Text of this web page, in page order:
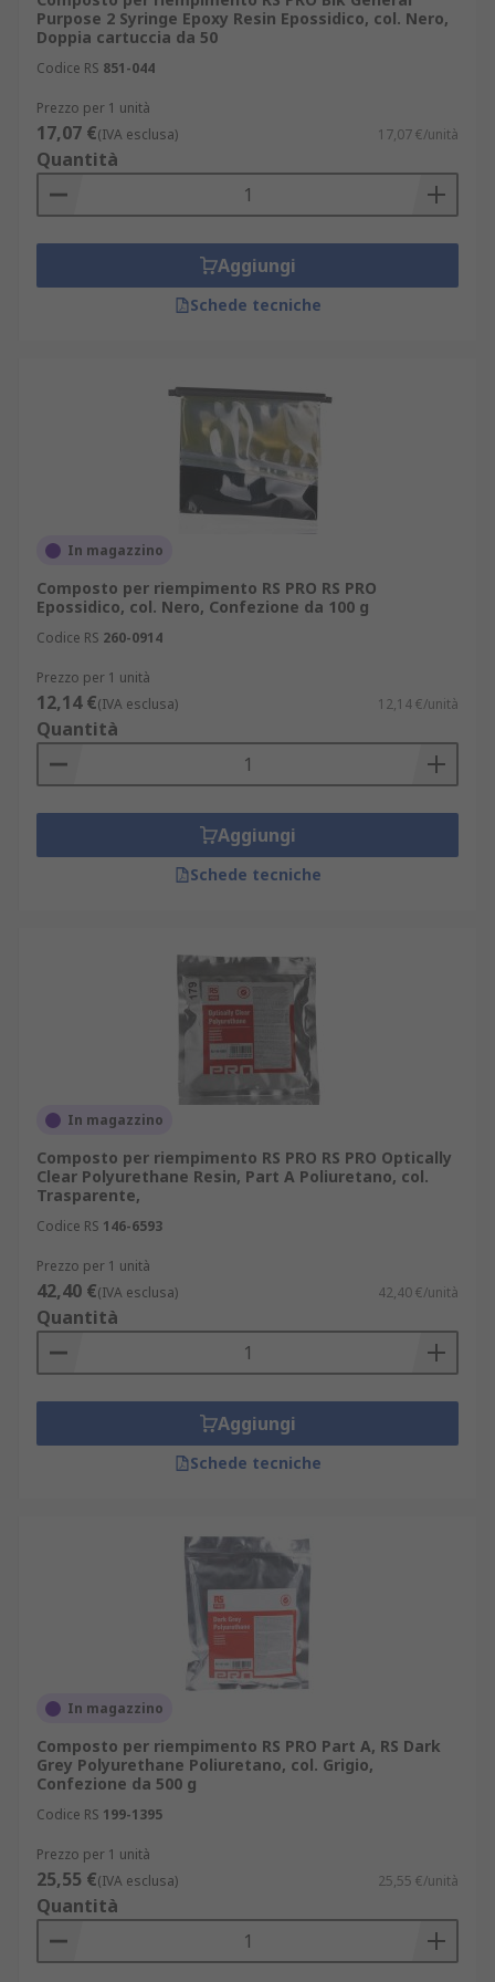
Purpose 2 Syringe Epoxy Resin Epossidico, col. Nero,
Doppia cartuccia da 50
Codice RS 851-044
Prezzo per 1 unità
17,07 €(IVA esclusa) 17,07 €/unità
Quantità
Aggiungi
Schede tecniche
In magazzino
Composto per riempimento RS PRO RS PRO
Epossidico, col. Nero, Confezione da 100 g
Codice RS 260-0914
Prezzo per 1 unità
12,14 €(IVA esclusa) 12,14 €/unità
Quantità
Aggiungi
Schede tecniche
In magazzino
Composto per riempimento RS PRO RS PRO Optically
Clear Polyurethane Resin, Part A Poliuretano, col.
Trasparente,
Codice RS 146-6593
Prezzo per 1 unità
42,40 €(IVA esclusa) 42,40 €/unità
Quantità
Aggiungi
Schede tecniche
In magazzino
Composto per riempimento RS PRO Part A, RS Dark
Grey Polyurethane Poliuretano, col. Grigio,
Confezione da 500 g
Codice RS 199-1395
Prezzo per 1 unità
25,55 €(IVA esclusa) 25,55 €/unità
Quantità